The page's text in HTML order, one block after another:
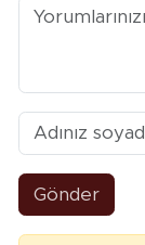
Gönder